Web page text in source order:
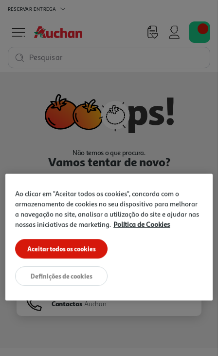
RESERVAR ENTREGA
Pesquisar
Não temos o que procura.
Vamos tentar de novo?
Ir para Homepage
Folhetos
Contactos Auchan
Ao clicar em "Aceitar todos os cookies", concorda com o
armazenamento de cookies no seu dispositivo para melhorar
a navegação no site, analisar a utilização do site e ajudar nas
nossas iniciativas de marketing. Política de Cookies
Aceitar todos os cookies
Definições de cookies